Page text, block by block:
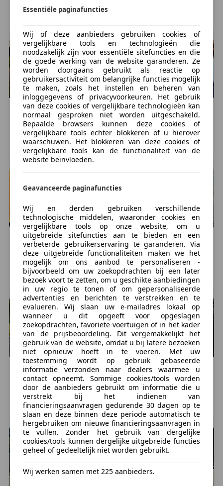
100.000 km, 05/1993
Honda CBR 600
€ 1.495
63.307 km, 04/1991
Brouwershaven, NL
HondaCBR 600
€ 2.250
71.000 km, 11/1991
Den Bosch, NL
Honda CBR 600
€ 2.295
36.970 km, 01/1994
OIRSCHOT, NL
Honda CBR 600
€ 1.700
40.000 km, 05/1994
Hoeksche Waard, NL
Honda CBR 600
€ 2.400
36.500 km, 03/2001
Wijnjewoude, NL
Honda CBR 600
€ 1.200
63.000 km, 09/1999
Nieuw-Vennep, NL
Essentiële paginafuncties
Wij of deze aanbieders gebruiken cookies of
vergelijkbare tools en technologieën die
noodzakelijk zijn voor essentiële sitefuncties en die
de goede werking van de website garanderen. Ze
worden doorgaans gebruikt als reactie op
gebruikersactiviteit om belangrijke functies mogelijk
te maken, zoals het instellen en beheren van
inloggegevens of privacyvoorkeuren. Het gebruik
van deze cookies of vergelijkbare technologieën kan
normaal gesproken niet worden uitgeschakeld.
Bepaalde browsers kunnen deze cookies of
vergelijkbare tools echter blokkeren of u hierover
waarschuwen. Het blokkeren van deze cookies of
vergelijkbare tools kan de functionaliteit van de
website beïnvloeden.
Geavanceerde paginafuncties
Wij en derden gebruiken verschillende
technologische middelen, waaronder cookies en
vergelijkbare tools op onze website, om u
uitgebreide sitefuncties aan te bieden en een
verbeterde gebruikerservaring te garanderen. Via
deze uitgebreide functionaliteiten maken we het
mogelijk om ons aanbod te personaliseren -
bijvoorbeeld om uw zoekopdrachten bij een later
bezoek voort te zetten, om u geschikte aanbiedingen
in uw regio te tonen of om gepersonaliseerde
advertenties en berichten te verstrekken en te
evalueren. Wij slaan uw e-mailadres lokaal op
wanneer u dit opgeeft voor opgeslagen
zoekopdrachten, favoriete voertuigen of in het kader
van de prijsbeoordeling. Dit vergemakkelijkt het
gebruik van de website, omdat u bij latere bezoeken
niet opnieuw hoeft in te voeren. Met uw
toestemming wordt op gebruik gebaseerde
informatie verzonden naar dealers waarmee u
contact opneemt. Sommige cookies/tools worden
door de aanbieders gebruikt om informatie die u
verstrekt bij het indienen van
financieringsaanvragen gedurende 30 dagen op te
slaan en deze binnen deze periode automatisch te
hergebruiken om nieuwe financieringsaanvragen in
te vullen. Zonder het gebruik van dergelijke
cookies/tools kunnen dergelijke uitgebreide functies
geheel of gedeeltelijk niet worden gebruikt.
Wij werken samen met 225 aanbieders.